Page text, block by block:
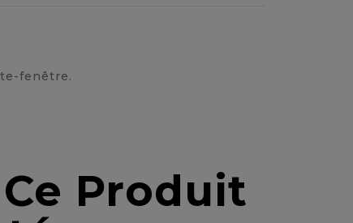
fenêtre.
Produit